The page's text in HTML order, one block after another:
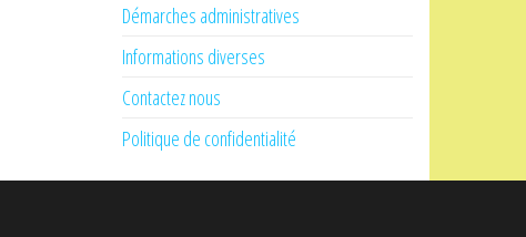
Démarches administratives
Informations diverses
Contactez nous
Politique de confidentialité